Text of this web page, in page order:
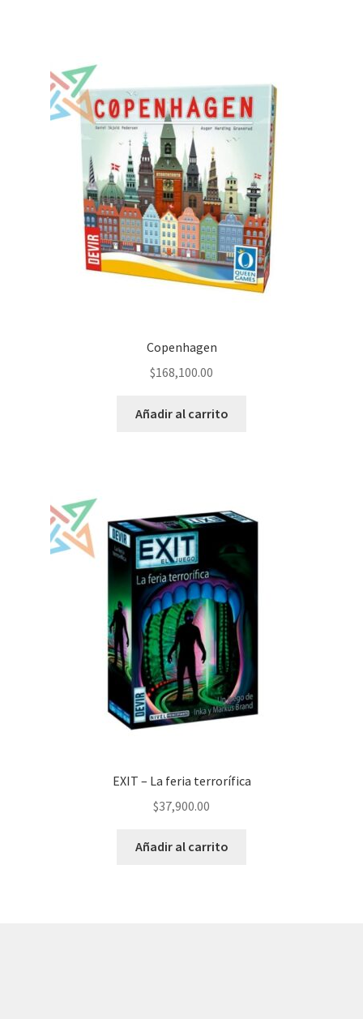
Copenhagen
$168,100.00
Añadir al carrito
EXIT – La feria terrorífica
$37,900.00
Añadir al carrito